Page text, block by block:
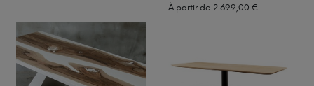
À partir de 2 699,00 €